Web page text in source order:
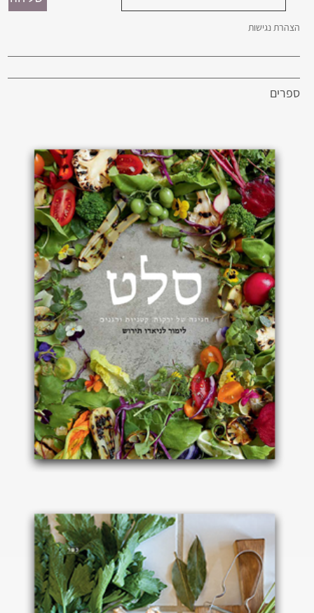
הצהרת נגישות
ספרים